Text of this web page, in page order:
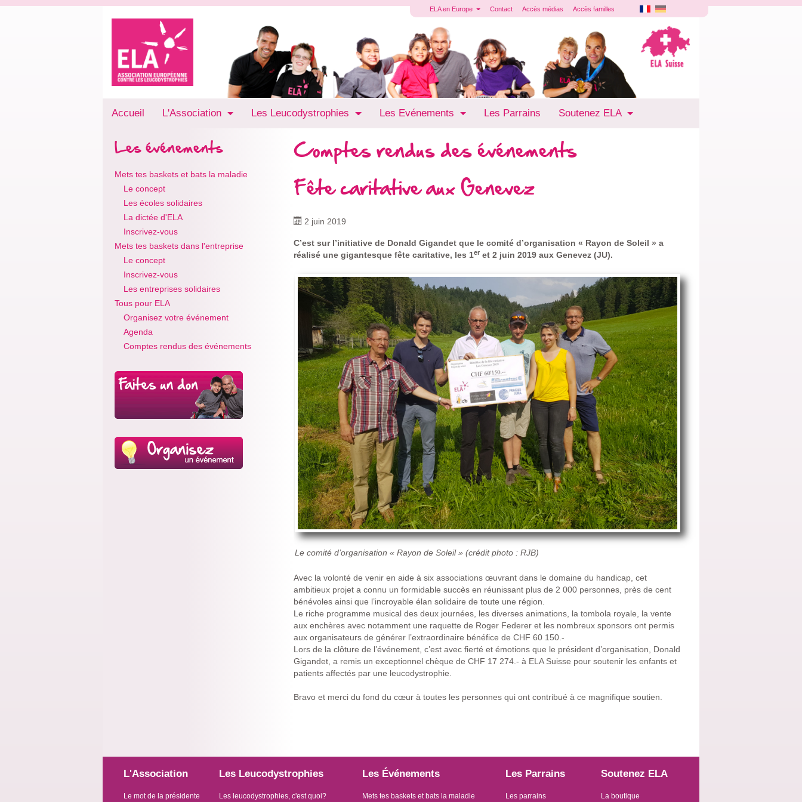
ELA en Europe Contact Accès médias Accès familles
Accueil L'Association Les Leucodystrophies Les Evénements Les Parrains Soutenez ELA
Les événements
Mets tes baskets et bats la maladie
Le concept
Les écoles solidaires
La dictée d'ELA
Inscrivez-vous
Mets tes baskets dans l'entreprise
Le concept
Inscrivez-vous
Les entreprises solidaires
Tous pour ELA
Organisez votre événement
Agenda
Comptes rendus des événements
Comptes rendus des événements
Fête caritative aux Genevez
2 juin 2019
C’est sur l’initiative de Donald Gigandet que le comité d’organisation « Rayon de Soleil » a
réalisé une gigantesque fête caritative, les 1eret 2 juin 2019 aux Genevez (JU).
Le comité d’organisation « Rayon de Soleil » (crédit photo : RJB)
Avec la volonté de venir en aide à six associations œuvrant dans le domaine du handicap, cet
ambitieux projet a connu un formidable succès en réunissant plus de 2 000 personnes, près de cent
bénévoles ainsi que l’incroyable élan solidaire de toute une région.
Le riche programme musical des deux journées, les diverses animations, la tombola royale, la vente
aux enchères avec notamment une raquette de Roger Federer et les nombreux sponsors ont permis
aux organisateurs de générer l’extraordinaire bénéfice de CHF 60 150.-
Lors de la clôture de l’événement, c’est avec fierté et émotions que le président d’organisation, Donald
Gigandet, a remis un exceptionnel chèque de CHF 17 274.- à ELA Suisse pour soutenir les enfants et
patients affectés par une leucodystrophie.
Bravo et merci du fond du cœur à toutes les personnes qui ont contribué à ce magnifique soutien.
L'Association
Le mot de la présidente
Les Leucodystrophies
Les leucodystrophies, c'est quoi?
Les Événements
Mets tes baskets et bats la maladie
Les Parrains
Les parrains
Soutenez ELA
La boutique